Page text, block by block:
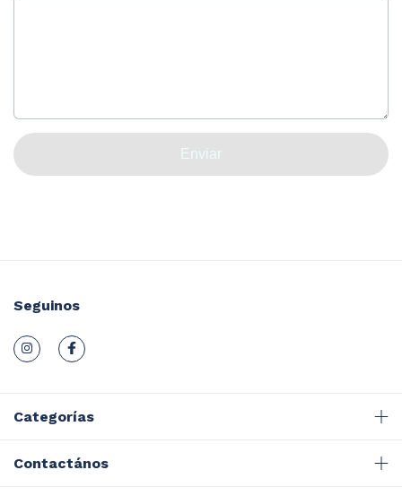
Enviar
Seguinos
Categorías
Contactános